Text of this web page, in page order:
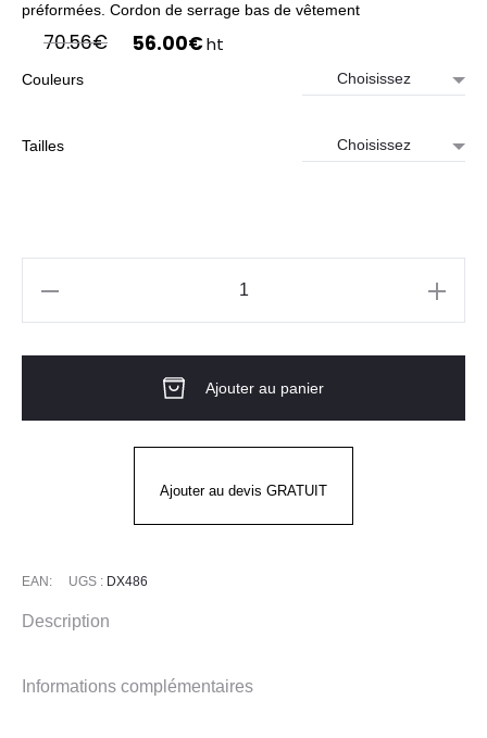
préformées. Cordon de serrage bas de vêtement
70.56€ 56.00€ Le
ht
Couleurs
Tailles
Femme
Ajouter au panier
Ajouter au devis GRATUIT
EAN: UGS : DX486
Description
Informations complémentaires